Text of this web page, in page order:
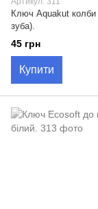
Ключ Aquakut
зуба).
45 грн
Купити